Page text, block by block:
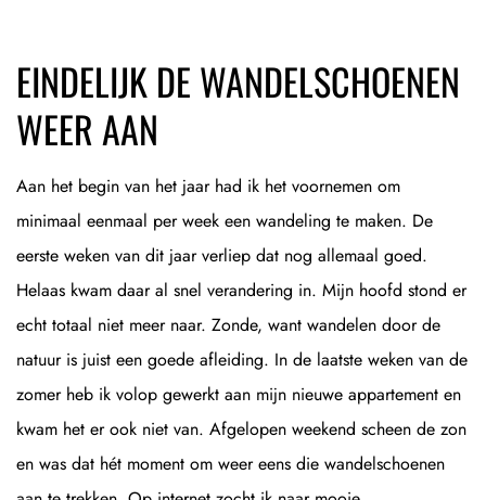
EINDELIJK DE WANDELSCHOENEN
WEER AAN
Aan het begin van het jaar had ik het voornemen om
minimaal eenmaal per week een wandeling te maken. De
eerste weken van dit jaar verliep dat nog allemaal goed.
Helaas kwam daar al snel verandering in. Mijn hoofd stond er
echt totaal niet meer naar. Zonde, want wandelen door de
natuur is juist een goede afleiding. In de laatste weken van de
zomer heb ik volop gewerkt aan mijn nieuwe appartement en
kwam het er ook niet van. Afgelopen weekend scheen de zon
en was dat hét moment om weer eens die wandelschoenen